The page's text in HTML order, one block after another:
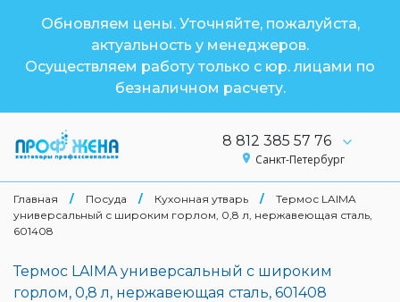
Обновляем цены. Уточняйте, пожалуйста,
актуальность у менеджеров.
Осуществляем работу только с юр. лицами по
безналичном расчету.
8 812 385 57 76
Санкт-Петербург
Главная / Посуда / Кухонная утварь /
Термос LAIMA
универсальный с широким горлом, 0,8 л, нержавеющая сталь,
601408
Термос LAIMA универсальный с широким
горлом, 0,8 л, нержавеющая сталь, 601408